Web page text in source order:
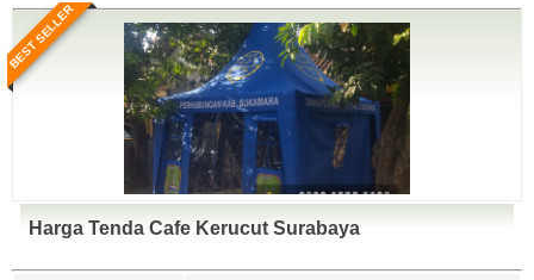
BEST SELLER
Harga Tenda Cafe Kerucut Surabaya